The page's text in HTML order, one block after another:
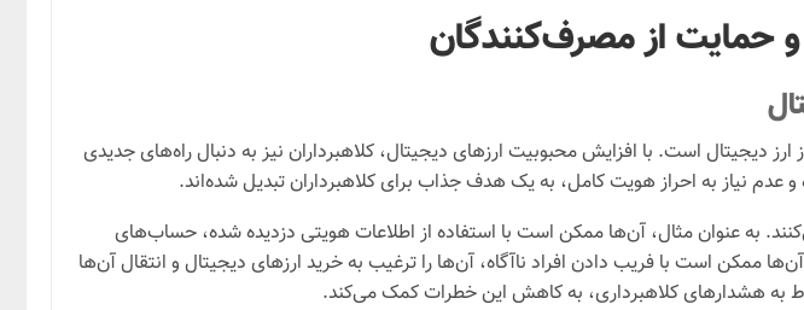
و حمایت از مصرف‌کنندگان
دیجیتال است. با افزایش محبوبیت ارزهای دیجیتال، کلاهبرداران نیز به دنبال راه‌های جدیدی
عدم نیاز به احراز هویت کامل، به یک هدف جذاب برای کلاهبرداران تبدیل شده‌اند.
به عنوان مثال، آن‌ها ممکن است با استفاده از اطلاعات هویتی دزدیده شده، حساب‌های
ممکن است با فریب دادن افراد ناآگاه، آن‌ها را ترغیب به خرید ارزهای دیجیتال و انتقال آن‌ها
به هشدارهای کلاهبرداری، به کاهش این خطرات کمک می‌کند.